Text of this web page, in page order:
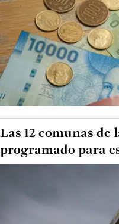
Las 12 comunas
programado para